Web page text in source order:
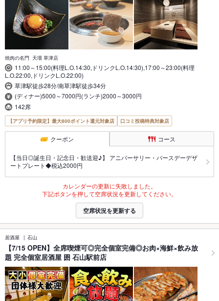
焼肉の名門 天壇 草津店
11:00～15:00(料理L.O.14:30,ドリンクL.O.14:30),17:00～23:00(料理
L.O.22:00,ドリンクL.O.22:00)
草津駅徒歩28分/南草津駅徒歩34分
(ディナー)5000～7000円(ランチ)2000～3000円
142席
【アプリ予約限定】最大800ポイント還元対象店 口コミ投稿特典対象店
クーポン コース
【当日◎誕生日・記念日・歓送迎♪】 アニバーサリー・バースデーデザ
ートプレート◆税込2000円
カレンダーの更新に失敗しました。
下記ボタンを押して空席状況を更新してください。
空席状況を更新する
居酒屋 石山
【7/15 OPEN】全席喫煙可◎完全個室完備◎お肉×海鮮×飲み放
題 完全個室居酒屋 囲 石山駅前店